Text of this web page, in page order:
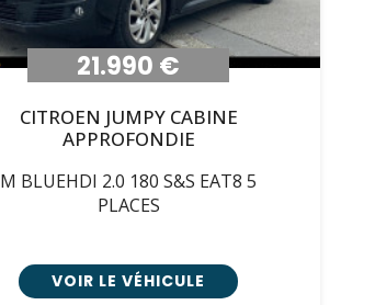
21.990 €
CITROEN JUMPY CABINE
APPROFONDIE
M BLUEHDI 2.0 180 S&S EAT8 5
PLACES
VOIR LE VÉHICULE